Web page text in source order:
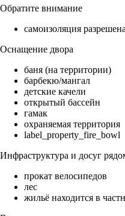
Обратите внимание
самоизоляция разрешена
Оснащение двора
баня (на территории)
барбекю/мангал
детские качели
открытый бассейн
гамак
охраняемая территория
label_property_fire_bowl
Инфраструктура и досуг
прокат велосипедов
лес
жильё находится в